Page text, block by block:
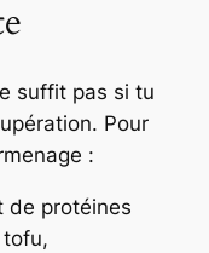
suffit pas si tu
Pour
:
de protéines